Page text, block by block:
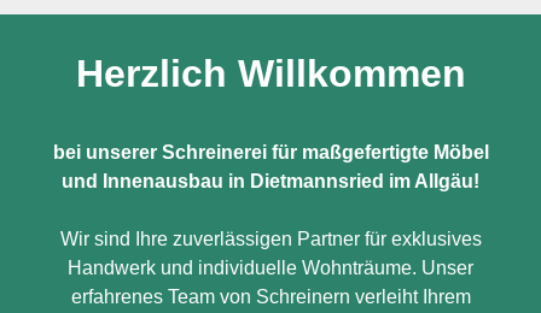
Herzlich Willkommen
bei unserer Schreinerei für maßgefertigte Möbel
und Innenausbau in Dietmannsried im Allgäu!
Wir sind Ihre zuverlässigen Partner für exklusives
Handwerk und individuelle Wohnträume. Unser
erfahrenes Team von Schreinern verleiht Ihrem